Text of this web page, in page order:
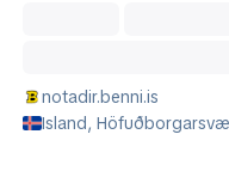
notadir.benni.is
Island,